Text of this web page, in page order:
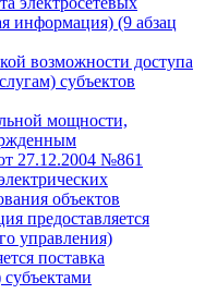
информация) (9 абзац
возможности доступа
субъектов
мощности,
27.12.2004 №861
объектов
предоставляется
управления)
поставка
субъектами